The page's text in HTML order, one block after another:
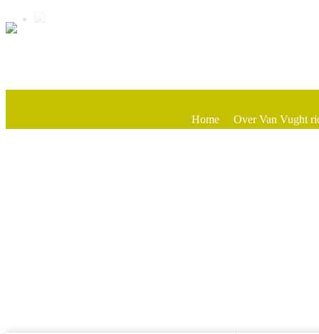
Home Over Van Vught